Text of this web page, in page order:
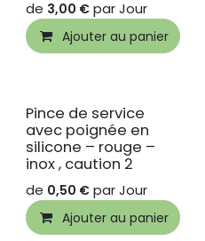
de 3,00 € parJour
Ajouter au panier
Pince de service
avec poignée en
silicone – rouge –
inox , caution 2
de 0,50 € parJour
Ajouter au panier